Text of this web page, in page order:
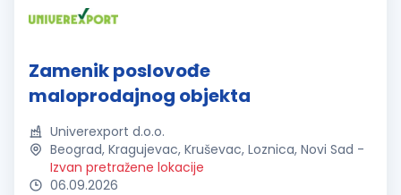
Zamenik poslovođe
maloprodajnog objekta
Univerexport d.o.o.
Beograd, Kragujevac, Kruševac, Loznica, Novi Sad -
Izvan pretražene lokacije
06.09.2026